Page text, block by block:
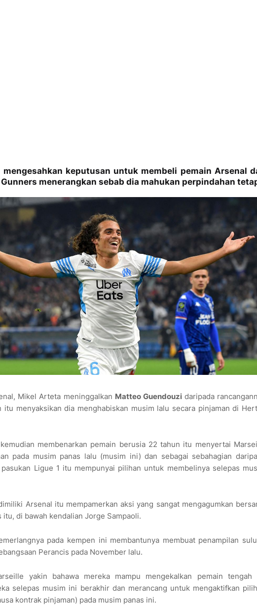
mengesahkan keputusan untuk membeli pemain Arsenal
menerangkan sebab dia mahukan perpindahan
Mikel Arteta meninggalkan Matteo Guendouzidaripada
itu menyaksikan dia menghabiskan musim lalu secara pinjaman di
membenarkan pemain berusia 22 tahun itu menyertai
pada musim panas lalu (musim ini) dan sebagai sebahagian
Ligue 1 itu mempunyai pilihan untuk membelinya selepas
Arsenal itu mempamerkan aksi yang sangat mengagumkan
itu, di bawah kendalian Jorge Sampaoli.
pada kempen ini membantunya membuat penampilan
Perancis pada November lalu.
yakin bahawa mereka mampu mengekalkan pemain tengah
selepas musim ini berakhir dan merancang untuk mengaktifkan
kontrak pinjaman) pada musim panas ini.